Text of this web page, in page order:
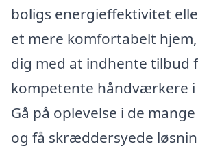
boligs energieffektivitet
et mere komfortabelt
dig med at indhente tilbud
kompetente håndværkere
Gå på oplevelse i de
og få skræddersyede